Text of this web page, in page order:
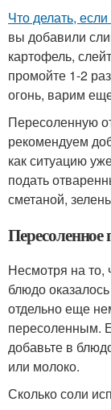
Что делать,
вы добавили
картофель,
промойте 1-2
огонь, варим
Пересоленную
рекомендуем
как ситуацию
подать
сметаной,
Пересоленное
Несмотря на то,
блюдо
отдельно еще
пересоленным.
добавьте в
или молоко.
Сколько соли